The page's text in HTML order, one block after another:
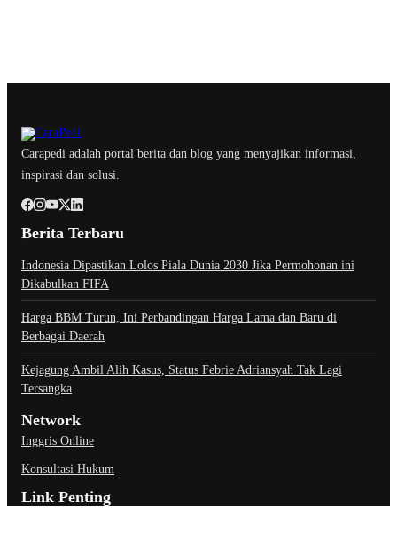
Carapedi adalah portal berita dan blog yang menyajikan informasi,
inspirasi dan solusi.
Berita Terbaru
Indonesia Dipastikan Lolos Piala Dunia 2030 Jika Permohonan ini
Dikabulkan FIFA
Harga BBM Turun, Ini Perbandingan Harga Lama dan Baru di
Berbagai Daerah
Kejagung Ambil Alih Kasus, Status Febrie Adriansyah Tak Lagi
Tersangka
Network
Inggris Online
Konsultasi Hukum
Link Penting